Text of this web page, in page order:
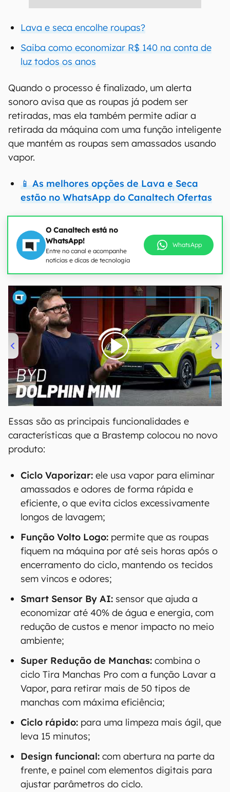
Lava e seca encolhe roupas?
Saiba como economizar R$ 140 na conta de
luz todos os anos
Quando o processo é finalizado, um alerta
sonoro avisa que as roupas já podem ser
retiradas, mas ela também permite adiar a
retirada da máquina com uma função inteligente
que mantém as roupas sem amassados usando
vapor.
📱 As melhores opções de Lava e Seca
estão no WhatsApp do Canaltech Ofertas
O Canaltech está no
WhatsApp!
Entre no canal e acompanhe
notícias e dicas de tecnologia
WhatsApp
00:00/04:07
Essas são as principais funcionalidades e
características que a Brastemp colocou no novo
produto:
Ciclo Vaporizar: ele usa vapor para eliminar
amassados e odores de forma rápida e
eficiente, o que evita ciclos excessivamente
longos de lavagem;
Função Volto Logo: permite que as roupas
fiquem na máquina por até seis horas após o
encerramento do ciclo, mantendo os tecidos
sem vincos e odores;
Smart Sensor By AI: sensor que ajuda a
economizar até 40% de água e energia, com
redução de custos e menor impacto no meio
ambiente;
Super Redução de Manchas: combina o
ciclo Tira Manchas Pro com a função Lavar a
Vapor, para retirar mais de 50 tipos de
manchas com máxima eficiência;
Ciclo rápido: para uma limpeza mais ágil, que
leva 15 minutos;
Design funcional: com abertura na parte da
frente, e painel com elementos digitais para
ajustar parâmetros do ciclo.